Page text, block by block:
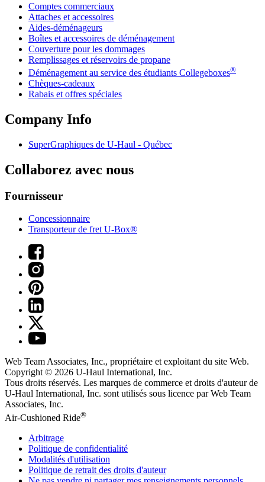
Comptes commerciaux
Attaches et accessoires
Aides-déménageurs
Boîtes et accessoires de déménagement
Couverture pour les dommages
Remplissages et réservoirs de propane
Déménagement au service des étudiants Collegeboxes®
Chèques-cadeaux
Rabais et offres spéciales
Company Info
SuperGraphiques de U-Haul - Québec
Collaborez avec nous
Fournisseur
Concessionnaire
Transporteur de fret U-Box®
Web Team Associates, Inc., propriétaire et exploitant du site Web.
Copyright © 2026 U-Haul International, Inc.
Tous droits réservés. Les marques de commerce et droits d'auteur de
U-Haul International, Inc. sont utilisés sous licence par Web Team
Associates, Inc.
Air-Cushioned Ride®
Arbitrage
Politique de confidentialité
Modalités d'utilisation
Politique de retrait des droits d'auteur